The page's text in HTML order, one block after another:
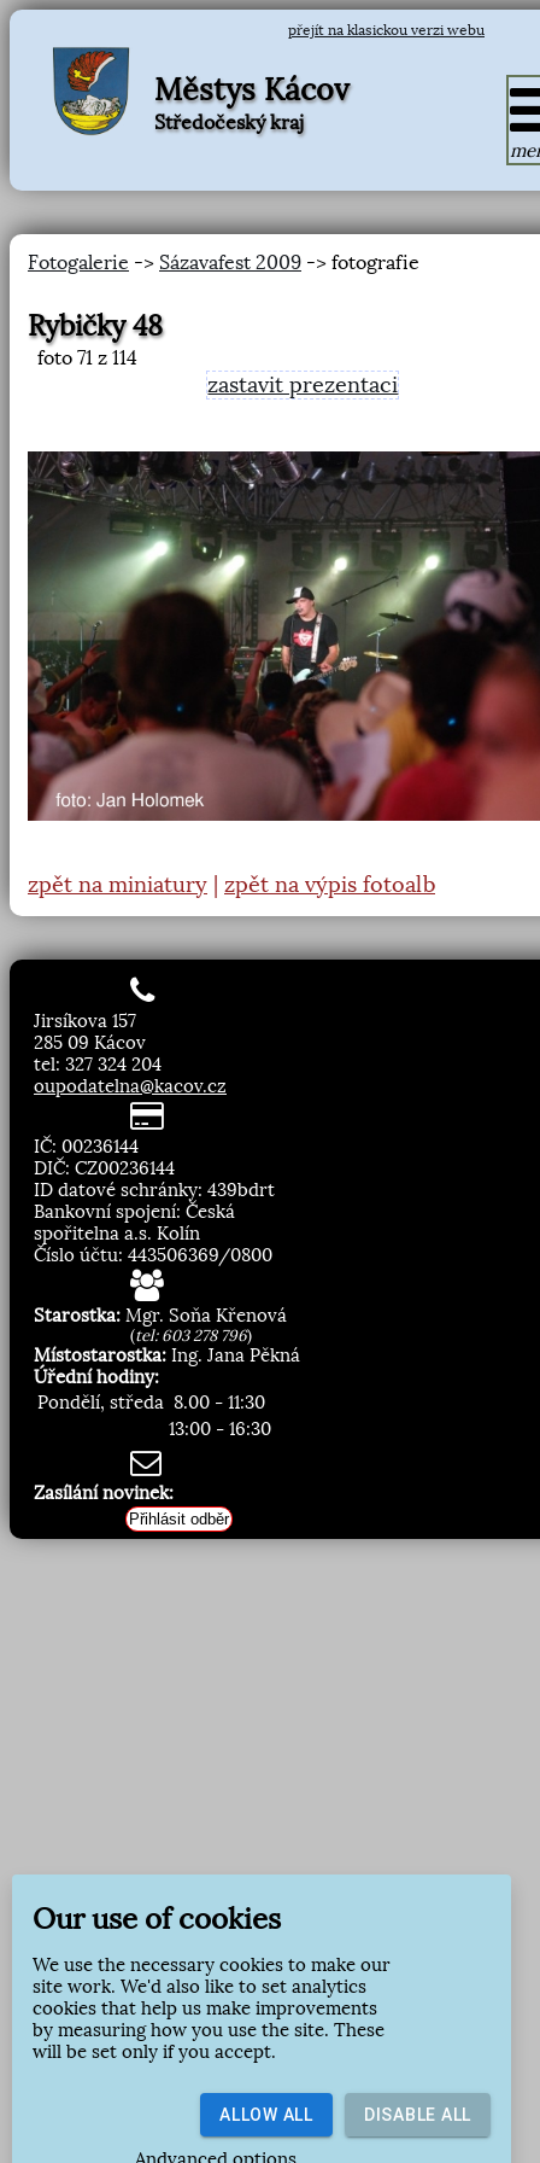
přejít na klasickou verzi webu
Městys Kácov
Středočeský kraj
Fotogalerie -> Sázavafest 2009 -> fotografie
Rybičky 48
foto 71 z 114
zastavit prezentaci
zpět na miniatury zpět na výpis fotoalb
Jirsíkova 157
285 09 Kácov
tel: 327 324 204
oupodatelna@kacov.cz
IČ: 00236144
DIČ: CZ00236144
ID datové schránky: 439bdrt
Bankovní spojení: Česká
spořitelna a.s. Kolín
Číslo účtu: 443506369/0800
Starostka: Mgr. Soňa Křenová
(tel: 603 278 796)
Místostarostka: Ing. Jana Pěkná
Úřední hodiny:
Pondělí, středa 8.00 - 11:30
13:00 - 16:30
Zasílání novinek:
Přihlásit odběr
Our use of cookies
We use the necessary cookies to make our
site work. We'd also like to set analytics
cookies that help us make improvements
by measuring how you use the site. These
will be set only if you accept.
ALLOW ALL DISABLE ALL